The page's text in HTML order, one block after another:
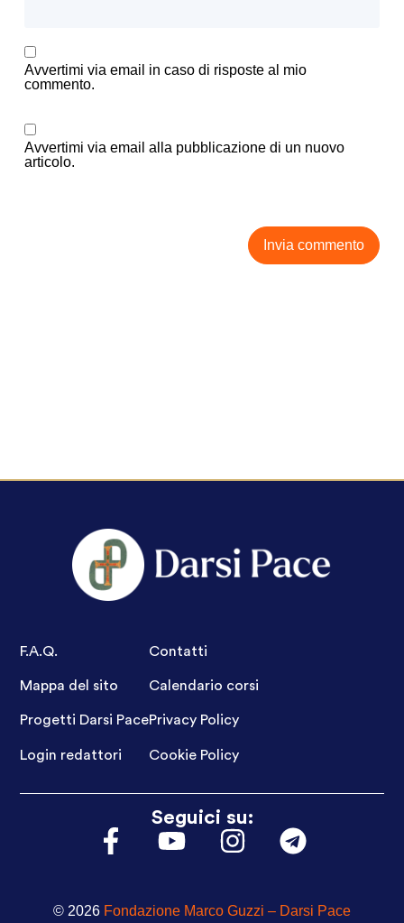
Avvertimi via email in caso di risposte al mio
commento.
Avvertimi via email alla pubblicazione di un nuovo
articolo.
F.A.Q.
Mappa del sito
Progetti Darsi Pace
Login redattori
Contatti
Calendario corsi
Privacy Policy
Cookie Policy
Seguici su:
© 2026 Fondazione Marco Guzzi – Darsi Pace